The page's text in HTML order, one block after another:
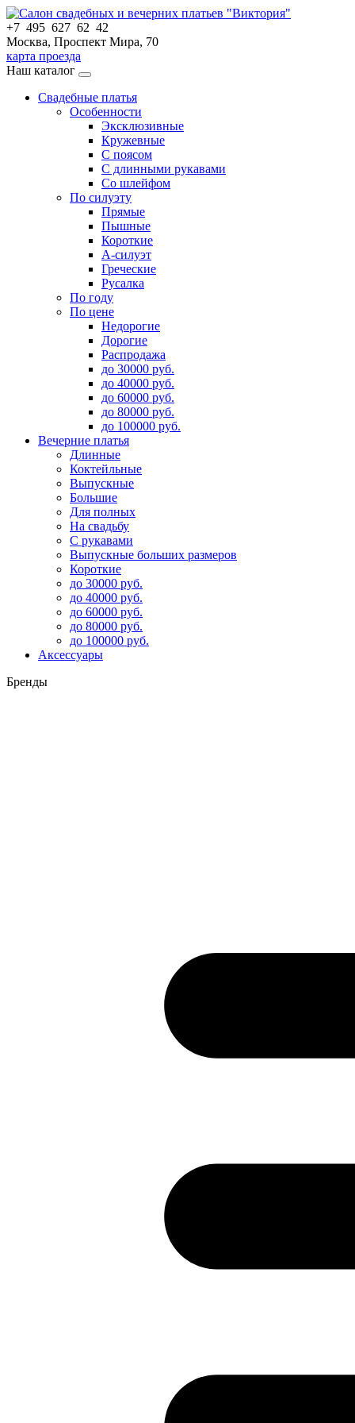
+7 495 627 62 42
Москва, Проспект Мира, 70
карта проезда
Наш каталог
Свадебные платья
Особенности
Эксклюзивные
Кружевные
С поясом
С длинными рукавами
Со шлейфом
По силуэту
Прямые
Пышные
Короткие
А-силуэт
Греческие
Русалка
По году
По цене
Недорогие
Дорогие
Распродажа
до 30000 руб.
до 40000 руб.
до 60000 руб.
до 80000 руб.
до 100000 руб.
Вечерние платья
Длинные
Коктейльные
Выпускные
Большие
Для полных
На свадьбу
С рукавами
Выпускные больших размеров
Короткие
до 30000 руб.
до 40000 руб.
до 60000 руб.
до 80000 руб.
до 100000 руб.
Аксессуары
Бренды